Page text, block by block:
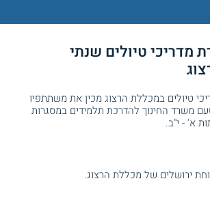
מדריכי טיולים שנתי
טיולים במכללת הרצוג מכין את משתתפיו
משרד החינוך להדרכת תלמידים במסגרות
א' - י"ב.
ירושלים של מכללת הרצוג.